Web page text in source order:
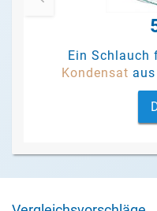
Ein Schlauch
Kondensat